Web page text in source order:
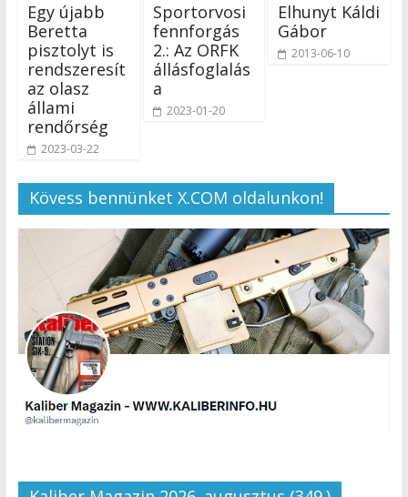
Egy újabb
Beretta
pisztolyt is
rendszeresít
az olasz
állami
rendőrség
2023-03-22
Sportorvosi
fennforgás
2.: Az ORFK
állásfoglalás
a
2023-01-20
Elhunyt Káldi
Gábor
2013-06-10
Kövess bennünket X.COM oldalunkon!